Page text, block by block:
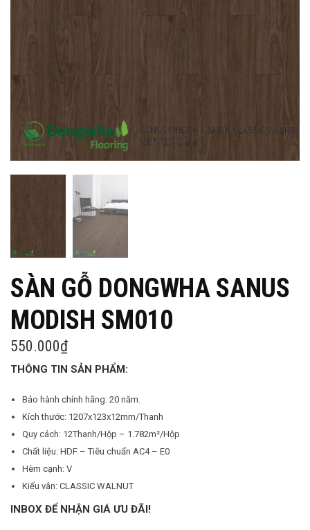
SÀN GỖ DONGWHA SANUS
MODISH SM010
550.000₫
THÔNG TIN SẢN PHẨM:
Bảo hành chính hãng: 20 năm.
Kích thước: 1207x123x12mm/Thanh
Quy cách: 12Thanh/Hộp – 1.782m²/Hộp
Chất liệu: HDF – Tiêu chuẩn AC4 – E0
Hèm cạnh: V
Kiểu vân: CLASSIC WALNUT
INBOX ĐỂ NHẬN GIÁ ƯU ĐÃI!